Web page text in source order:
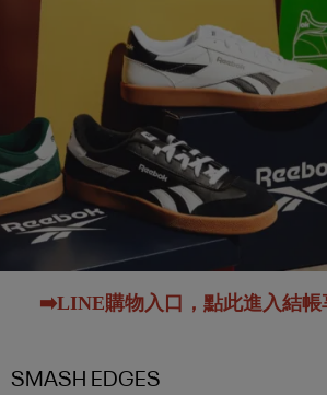
➡️LINE購物入口，點此進入結
SMASH EDGES